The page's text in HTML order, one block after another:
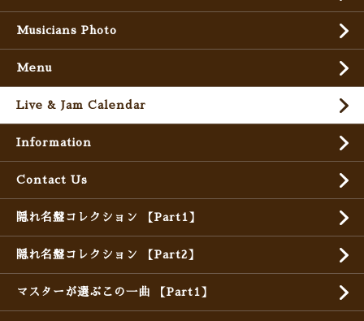
Musicians Photo
Menu
Live & Jam Calendar
Information
Contact Us
隠れ名盤コレクション 【Part1】
隠れ名盤コレクション 【Part2】
マスターが選ぶこの一曲 【Part1】